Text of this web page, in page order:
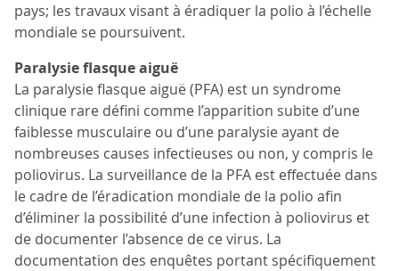
pays; les travaux visant à éradiquer la polio à l’échelle
mondiale se poursuivent.
Paralysie flasque aiguë
La paralysie flasque aiguë (PFA) est un syndrome
clinique rare défini comme l’apparition subite d’une
faiblesse musculaire ou d’une paralysie ayant de
nombreuses causes infectieuses ou non, y compris le
poliovirus. La surveillance de la PFA est effectuée dans
le cadre de l’éradication mondiale de la polio afin
d’éliminer la possibilité d’une infection à poliovirus et
de documenter l’absence de ce virus. La
documentation des enquêtes portant spécifiquement